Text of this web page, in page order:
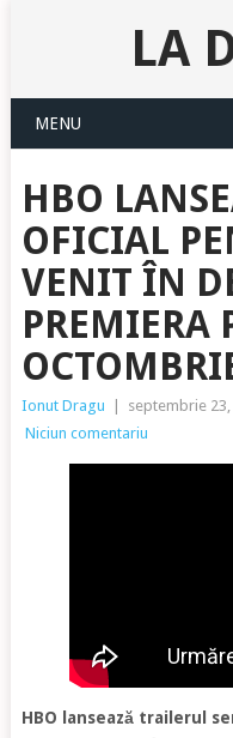
LA
MENU
HBO
OFICIAL
VENIT ÎN
PREMIERA
Ionut Dragu septembrie 23,
Niciun comentariu
HBO lansează trailerul